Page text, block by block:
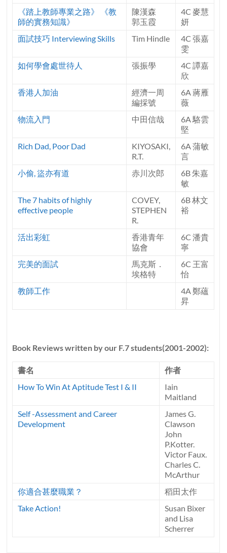
《踏上教師專業之路》 《教
師的實務知識》
陳漢森
郭玉霞
4C 麥慧
妍
面試技巧 Interviewing Skills
Tim Hindle
4C 張嘉
雯
如何學會處世待人
張振學
4C 譚嘉
欣
香港人加油
經濟一周
編採號
6A 蔣雁
薇
物流入門
中田信哉
6A 駱雲
堅
Rich Dad, Poor Dad
KIYOSAKI,
R.T.
6A 蒲敏
言
小偷, 盜亦有道
赤川次郎
6B 朱嘉
敏
The 7 habits of highly
effective people
COVEY,
STEPHEN
R.
6B 林文
裕
活出彩虹
香港青年
協會
6C 潘貴
寧
完美的面試
馬克斯．
埃格特
6C 王富
怡
教師工作
4A 鄭蘊
昇
Book Reviews written by our F.7 students(2001-2002):
書名
作者
How To Win At Aptitude Test I & II
Iain
Maitland
Self -Assessment and Career
Development
James G.
Clawson
John
P.Kotter.
Victor Faux.
Charles C.
McArthur
你適合甚麼職業？
稻田太作
Take Action!
Susan Bixer
and Lisa
Scherrer